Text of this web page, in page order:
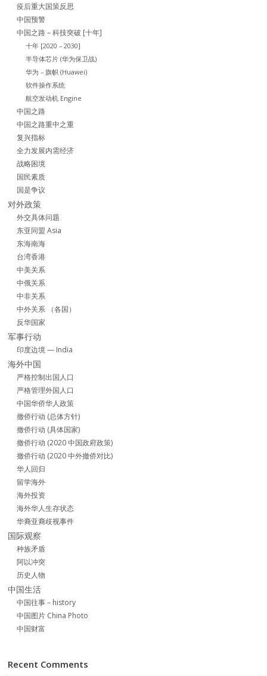
疫后重大国策反思
中国预警
中国之路 – 科技突破 [十年]
十年 [2020 – 2030]
半导体芯片 (华为保卫战)
华为 – 旗帜 (Huawei)
软件操作系统
航空发动机 Engine
中国之路
中国之路重中之重
复兴指标
全力发展内需经济
战略困境
国民素质
国是争议
对外政策
外交具体问题
东亚同盟 Asia
东海南海
台湾香港
中美关系
中俄关系
中非关系
中外关系 （各国）
反华国家
军事行动
印度边境 — India
海外中国
严格控制出国人口
严格管理外国人口
中国华侨华人政策
撤侨行动 (总体方针)
撤侨行动 (具体国家)
撤侨行动 (2020 中国政府政策)
撤侨行动 (2020 中外撤侨对比)
华人回归
留学海外
海外投资
海外华人生存状态
华裔亚裔歧视事件
国际观察
种族矛盾
阿以冲突
历史人物
中国生活
中国往事 – history
中国图片 China Photo
中国财富
Recent Comments